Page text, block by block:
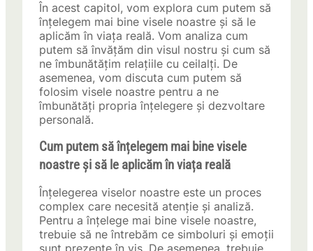
În acest capitol, vom explora cum putem să
înțelegem mai bine visele noastre și să le
aplicăm în viața reală. Vom analiza cum
putem să învățăm din visul nostru și cum să
ne îmbunătățim relațiile cu ceilalți. De
asemenea, vom discuta cum putem să
folosim visele noastre pentru a ne
îmbunătăți propria înțelegere și dezvoltare
personală.
Cum putem să înțelegem mai bine visele
noastre și să le aplicăm în viața reală
Înțelegerea viselor noastre este un proces
complex care necesită atenție și analiză.
Pentru a înțelege mai bine visele noastre,
trebuie să ne întrebăm ce simboluri și emoții